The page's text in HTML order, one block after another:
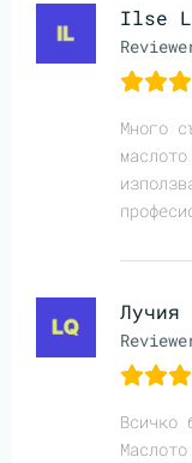
Ilse
Много
Лучия
Всичко